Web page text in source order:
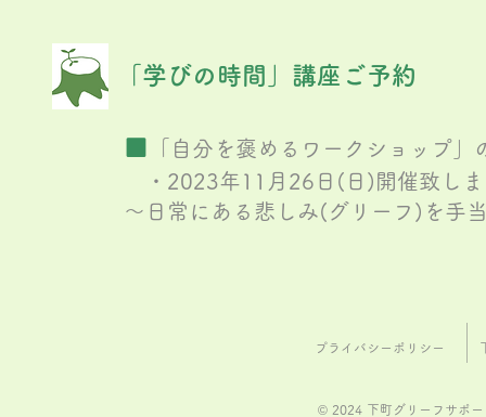
「 学びの時間」講座ご予約
自分を褒めるワークショップ」
・ 2023年11月26日(日)開催致し
～日常にある悲しみ(グリーフ)を手
プライバシーポリシー
© 2024 下町グリーフサポ